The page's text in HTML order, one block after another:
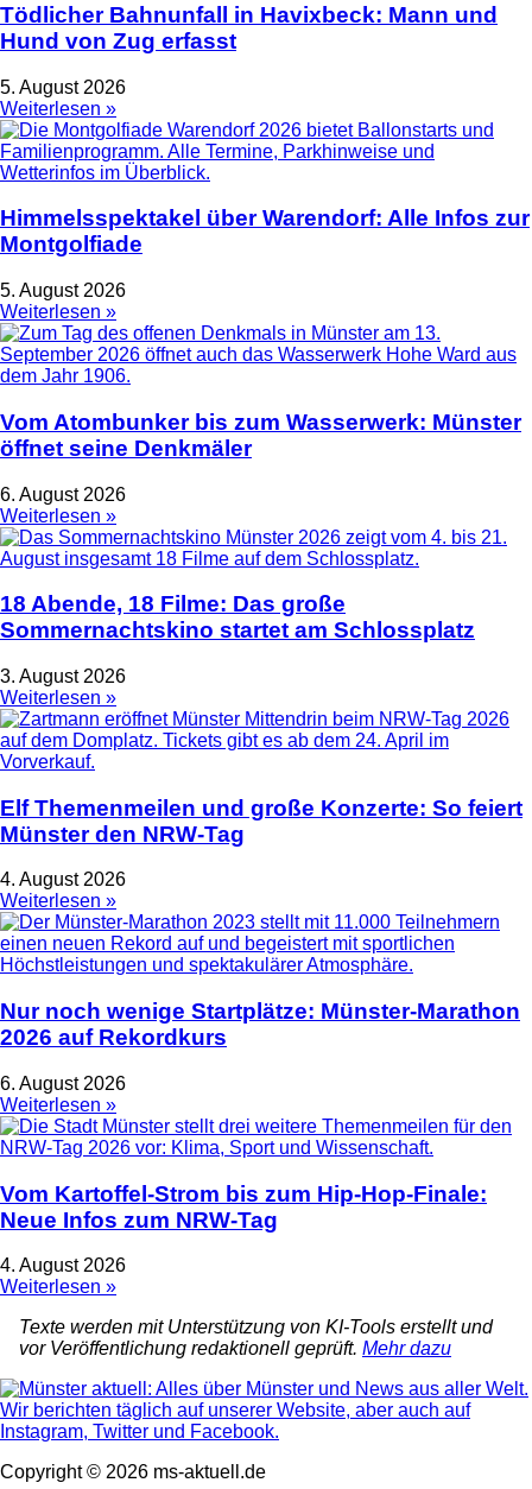
Tödlicher Bahnunfall in Havixbeck: Mann und
Hund von Zug erfasst
5. August 2026
Weiterlesen »
Himmelsspektakel über Warendorf: Alle Infos zur
Montgolfiade
5. August 2026
Weiterlesen »
Vom Atombunker bis zum Wasserwerk: Münster
öffnet seine Denkmäler
6. August 2026
Weiterlesen »
18 Abende, 18 Filme: Das große
Sommernachtskino startet am Schlossplatz
3. August 2026
Weiterlesen »
Elf Themenmeilen und große Konzerte: So feiert
Münster den NRW-Tag
4. August 2026
Weiterlesen »
Nur noch wenige Startplätze: Münster-Marathon
2026 auf Rekordkurs
6. August 2026
Weiterlesen »
Vom Kartoffel-Strom bis zum Hip-Hop-Finale:
Neue Infos zum NRW-Tag
4. August 2026
Weiterlesen »
Texte werden mit Unterstützung von KI-Tools erstellt und
vor Veröffentlichung redaktionell geprüft. Mehr dazu
Copyright © 2026 ms-aktuell.de